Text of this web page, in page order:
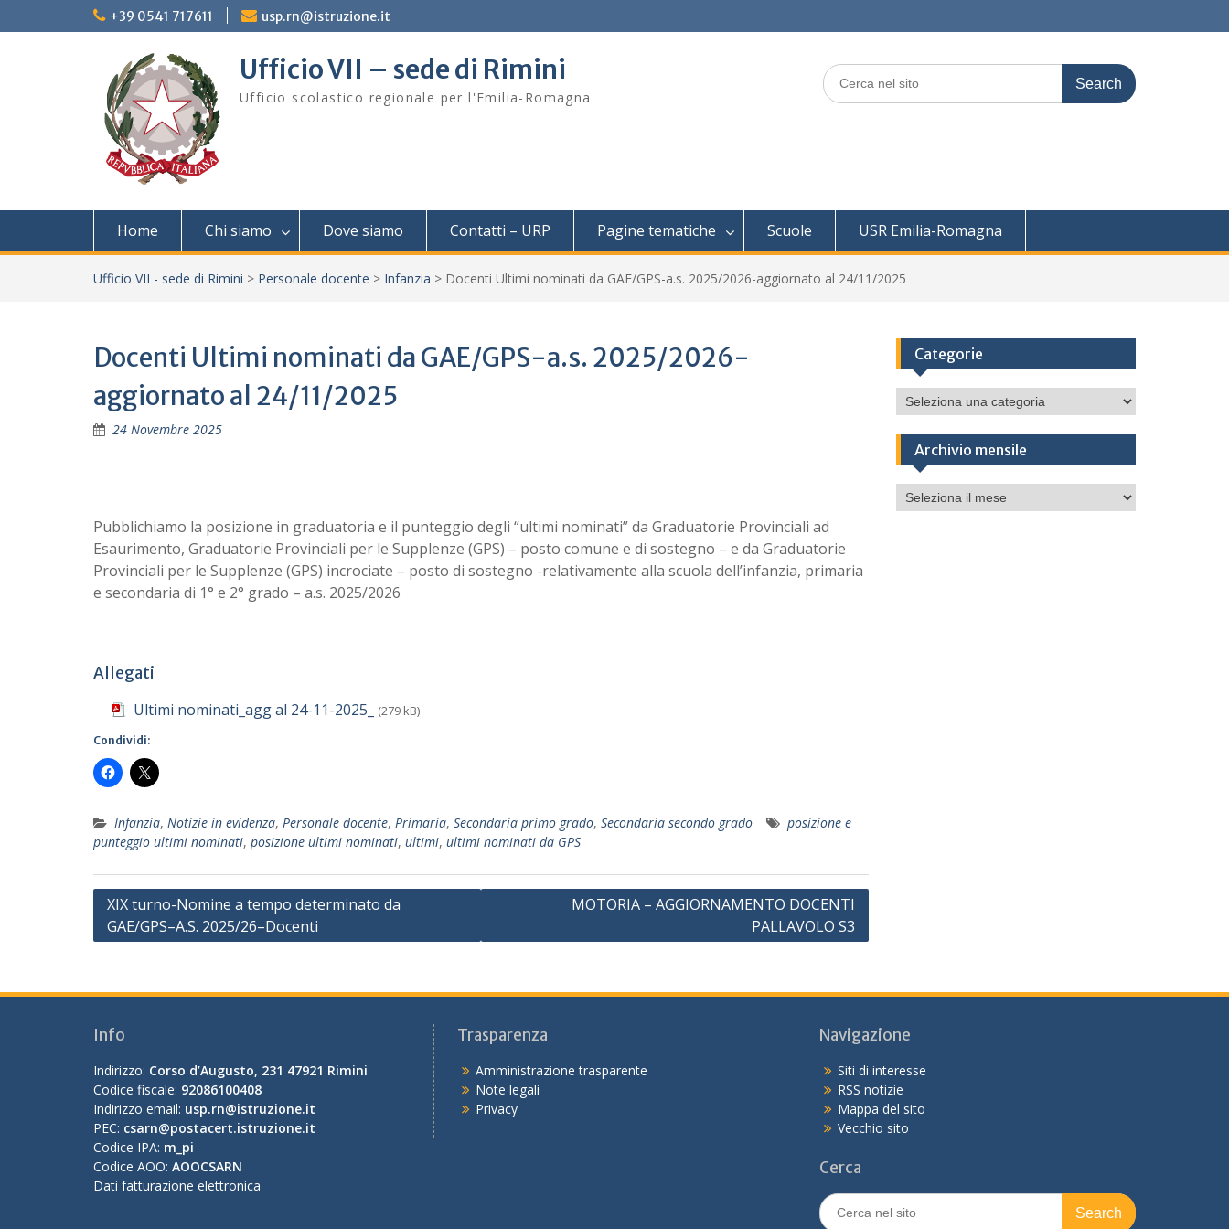
to
+39 0541 717611 usp.rn@istruzione.it
Ufficio VII – sede di Rimini
Ufficio scolastico regionale per l'Emilia-Romagna
Search
for:
Home Chi siamo Dove siamo Contatti – URP Pagine tematiche Scuole USR Emilia-Romagna
Ufficio VII - sede di Rimini > Personale docente > Infanzia > Docenti Ultimi nominati da GAE/GPS-a.s. 2025/2026-aggiornato al 24/11/2025
Docenti Ultimi nominati da GAE/GPS-a.s. 2025/2026-
aggiornato al 24/11/2025
24 Novembre 2025
Pubblichiamo la posizione in graduatoria e il punteggio degli “ultimi nominati” da Graduatorie Provinciali ad
Esaurimento, Graduatorie Provinciali per le Supplenze (GPS) – posto comune e di sostegno – e da Graduatorie
Provinciali per le Supplenze (GPS) incrociate – posto di sostegno -relativamente alla scuola dell’infanzia, primaria
e secondaria di 1° e 2° grado – a.s. 2025/2026
Allegati
Ultimi nominati_agg al 24-11-2025_
(279 kB)
Condividi:
Infanzia, Notizie in evidenza, Personale docente, Primaria, Secondaria primo grado, Secondaria secondo grado
posizione e
punteggio ultimi nominati, posizione ultimi nominati, ultimi, ultimi nominati da GPS
Navigazione
articoli
XIX turno-Nomine a tempo determinato da
GAE/GPS–A.S. 2025/26–Docenti
MOTORIA – AGGIORNAMENTO DOCENTI
PALLAVOLO S3
Categorie
Categorie
Archivio mensile
Archivio
mensile
Info
Indirizzo: Corso d’Augusto, 231 47921 Rimini
Codice fiscale: 92086100408
Indirizzo email: usp.rn@istruzione.it
PEC: csarn@postacert.istruzione.it
Codice IPA: m_pi
Codice AOO: AOOCSARN
Dati fatturazione elettronica
Trasparenza
Amministrazione trasparente
Note legali
Privacy
Navigazione
Siti di interesse
RSS notizie
Mappa del sito
Vecchio sito
Cerca
Search
for: